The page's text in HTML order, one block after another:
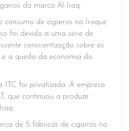
da marca Al-Iraq.
consumo de cigarros no Iraque
foi devido a uma série de
conscientização sobre os
a queda da economia do
ITC foi privatizada. A empresa
que continuou a produzir
de 5 fábricas de cigarros no